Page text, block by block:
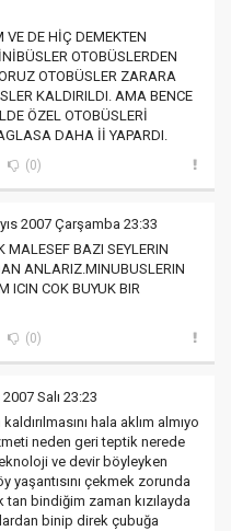
DE HİÇ DEMEKTEN
OTOBÜSLERDEN
OTOBÜSLER ZARARA
KALDIRILDI. AMA BENCE
ÖZEL OTOBÜSLERİ
DAHA İİ YAPARDI.
(0)
2007 Çarşamba 23:33
MALESEF BAZI SEYLERIN
ANLARIZ.MINUBUSLERIN
ICIN COK BUYUK BIR
(0)
Salı 23:23
hala aklım almıyo
neden geri teptik nerede
ve devir böyleyken
yaşantısını çekmek zorunda
tan bindiğim zaman kızılayda
binip direk çubuğa